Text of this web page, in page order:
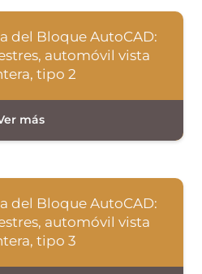
del Bloque AutoCAD:
automóvil vista
tipo 2
del Bloque AutoCAD:
automóvil vista
tipo 3